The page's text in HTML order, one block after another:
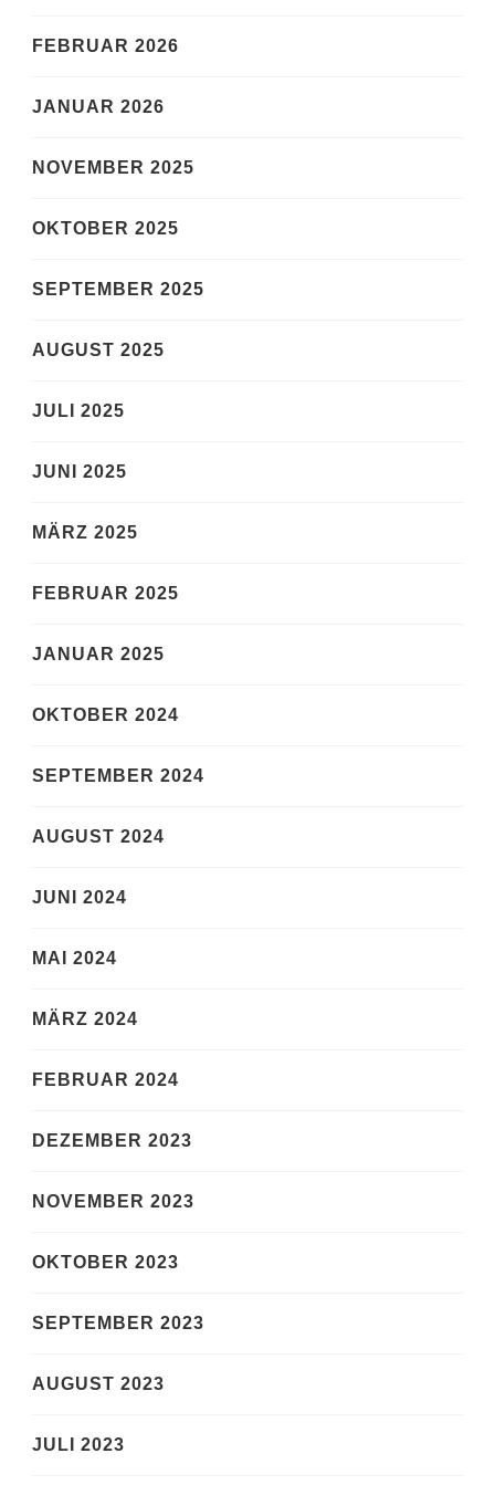
FEBRUAR 2026
JANUAR 2026
NOVEMBER 2025
OKTOBER 2025
SEPTEMBER 2025
AUGUST 2025
JULI 2025
JUNI 2025
MÄRZ 2025
FEBRUAR 2025
JANUAR 2025
OKTOBER 2024
SEPTEMBER 2024
AUGUST 2024
JUNI 2024
MAI 2024
MÄRZ 2024
FEBRUAR 2024
DEZEMBER 2023
NOVEMBER 2023
OKTOBER 2023
SEPTEMBER 2023
AUGUST 2023
JULI 2023